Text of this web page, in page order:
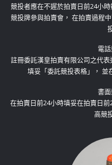
競投者應在不遲於拍賣日前24小
競投牌參與拍賣會， 在拍賣過程
電話
註冊委託漢皇拍賣有限公司之代
填妥「委託競投表格」， 並
書面
在拍賣日前24小時填妥在拍賣日
高競